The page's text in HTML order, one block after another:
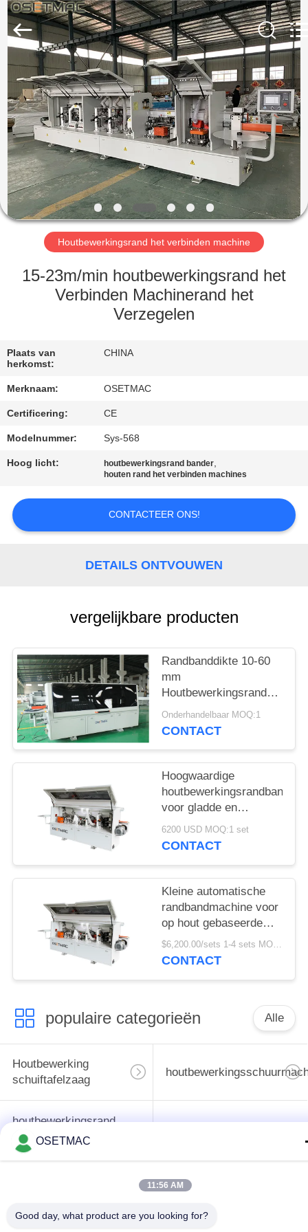
HUIS
PRODUCTEN
VR
TOON
ONGEVEER
FABRIEKSREIS
VERZOEK
OM EEN
SITEMAP
INTERNATIONAL
TRADING
CO.,
LTD..
Rights
Reserved.
Houtbewerkingsrand het verbinden machine
15-23m/min houtbewerkingsrand het
Verbinden Machinerand het
Verzegelen
Plaats van
herkomst:
CHINA
Merknaam: OSETMAC
Certificering: CE
Modelnummer: Sys-568
Hoog licht: houtbewerkingsrand bander,
houten rand het verbinden machines
CONTACTEER ONS!
DETAILS ONTVOUWEN
vergelijkbare producten
Randbanddikte 10-60
mm
voor continue werking
Onderhandelbaar MOQ:1
CONTACT
Hoogwaardige
voor gladde en
nauwkeurige
randbanden
6200 USD MOQ:1 set
CONTACT
Kleine automatische
randbandmachine voor
op hout gebaseerde
panelen in
bouwmaterialenwinkels
$6,200.00/sets 1-4 sets MOQ:1 set
CONTACT
populaire categorieën Alle
Houtbewerking
schuiftafelzaag
houtbewerkingsrand
het verbinden
machine
Sander
OSETMAC
11:56 AM
Good day, what product are you looking for?